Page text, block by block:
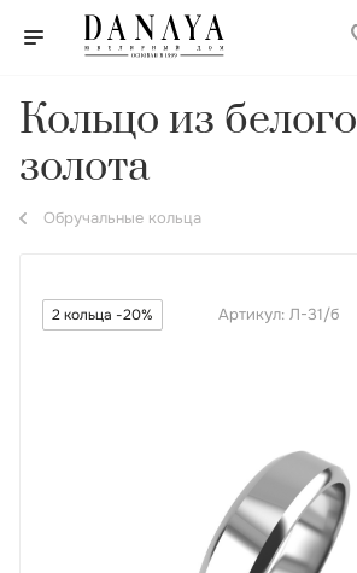
Кольцо из белого
золота
Обручальные кольца
2 кольца -20% Артикул: Л-31/б